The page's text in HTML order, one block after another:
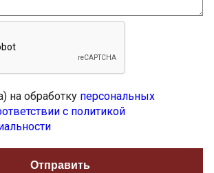
на обработку персональных
с политикой